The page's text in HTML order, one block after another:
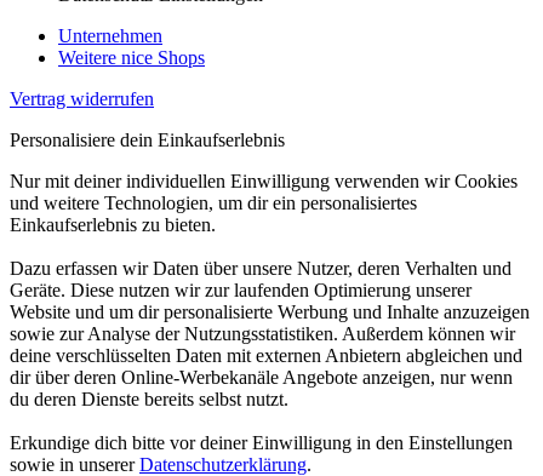
Unternehmen
Weitere nice Shops
Vertrag widerrufen
Personalisiere dein Einkaufserlebnis
Nur mit deiner individuellen Einwilligung verwenden wir Cookies
und weitere Technologien, um dir ein personalisiertes
Einkaufserlebnis zu bieten.
Dazu erfassen wir Daten über unsere Nutzer, deren Verhalten und
Geräte. Diese nutzen wir zur laufenden Optimierung unserer
Website und um dir personalisierte Werbung und Inhalte anzuzeigen
sowie zur Analyse der Nutzungsstatistiken. Außerdem können wir
deine verschlüsselten Daten mit externen Anbietern abgleichen und
dir über deren Online-Werbekanäle Angebote anzeigen, nur wenn
du deren Dienste bereits selbst nutzt.
Erkundige dich bitte vor deiner Einwilligung in den Einstellungen
sowie in unsererDatenschutzerklärung.